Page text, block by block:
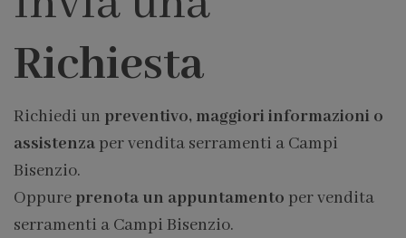
Richiesta
Richiedi un preventivo, maggiori informazioni o
assistenza per vendita serramenti a Campi
Bisenzio.
Oppure prenota un appuntamento per vendita
serramenti a Campi Bisenzio.